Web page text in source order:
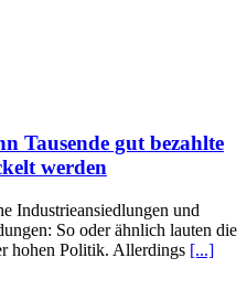
Tausende gut bezahlte
werden
Industrieansiedlungen und
So oder ähnlich lauten die
hohen Politik. Allerdings [...]